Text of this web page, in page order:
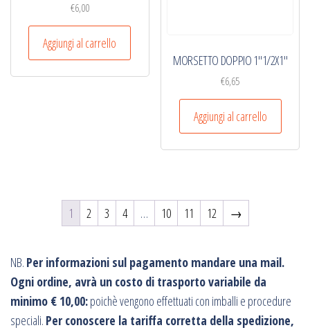
€6,00
Aggiungi al carrello
MORSETTO DOPPIO 1″1/2X1″
€6,65
Aggiungi al carrello
1 2 3 4 … 10 11 12 →
NB. Per informazioni sul pagamento mandare una mail.
Ogni ordine, avrà un costo di trasporto variabile da
minimo € 10,00:poichè vengono effettuati con imballi e procedure
speciali. Per conoscere la tariffa corretta della spedizione,